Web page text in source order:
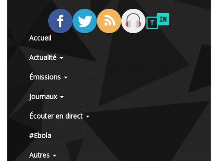
Accueil
Actualité
Émissions
Journaux
Écouter en direct
#Ebola
Autres